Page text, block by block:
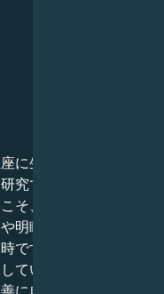
に生まれた人は、宇
究できる虫眼鏡を授
そ、物事をきちんと
明瞭さを持つことで
です。分析的思考と
ている今、あなたは